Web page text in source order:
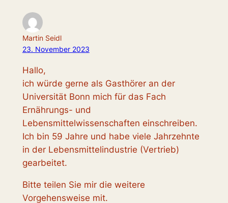
Martin Seidl
23. November 2023
Hallo,
ich würde gerne als Gasthörer an der
Universität Bonn mich für das Fach
Ernährungs- und
Lebensmittelwissenschaften einschreiben.
Ich bin 59 Jahre und habe viele Jahrzehnte
in der Lebensmittelindustrie (Vertrieb)
gearbeitet.
Bitte teilen Sie mir die weitere
Vorgehensweise mit.